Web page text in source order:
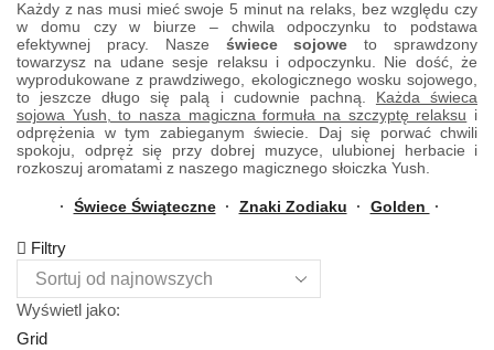
Każdy z nas musi mieć swoje 5 minut na relaks, bez względu czy
w domu czy w biurze – chwila odpoczynku to podstawa
efektywnej pracy. Nasze świece sojowe to sprawdzony
towarzysz na udane sesje relaksu i odpoczynku. Nie dość, że
wyprodukowane z prawdziwego, ekologicznego wosku sojowego,
to jeszcze długo się palą i cudownie pachną.
Każda świeca
sojowa Yush, to nasza magiczna formuła na szczyptę relaksu i
odprężenia w tym zabieganym świecie. Daj się porwać chwili
spokoju, odpręż się przy dobrej muzyce, ulubionej herbacie i
rozkoszuj aromatami z naszego magicznego słoiczka Yush.
· Świece Świąteczne· Znaki Zodiaku · Golden ·
Filtry
Wyświetl jako:
Grid